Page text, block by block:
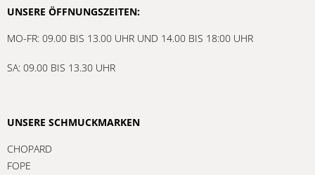
UNSERE ÖFFNUNGSZEITEN:
MO-FR: 09.00 BIS 13.00 UHR UND 14.00 BIS 18:00 UHR
SA: 09.00 BIS 13.30 UHR
UNSERE SCHMUCKMARKEN
CHOPARD
FOPE